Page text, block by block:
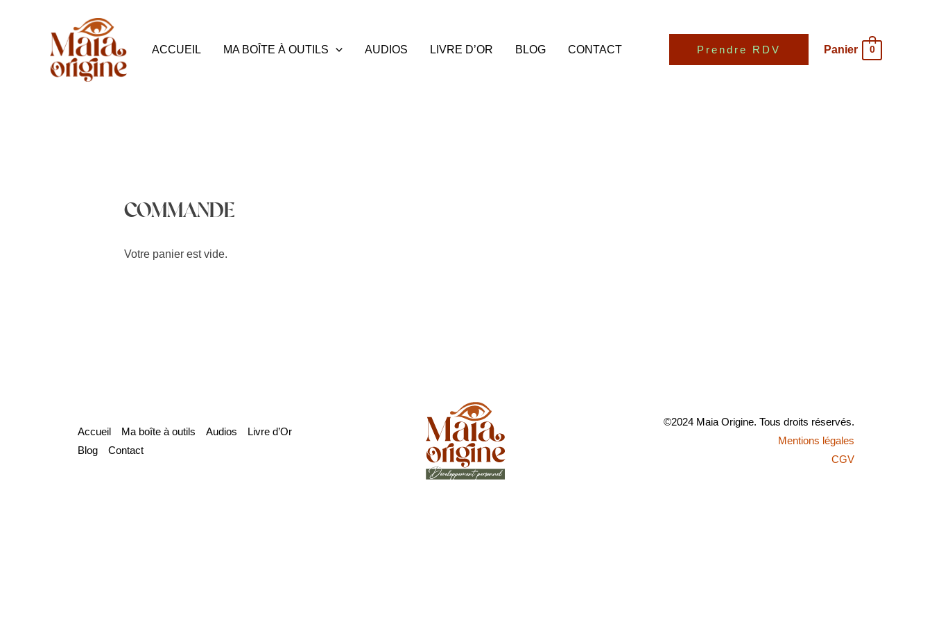
ACCUEIL MA BOÎTE À OUTILS AUDIOS LIVRE D’OR BLOG CONTACT Prendre RDV Panier 0
COMMANDE
Votre panier est vide.
Accueil Ma boîte à outils Audios
Livre d’Or
Blog
Contact
©2024 Maia Origine. Tous droits réservés.
Mentions légales
CGV